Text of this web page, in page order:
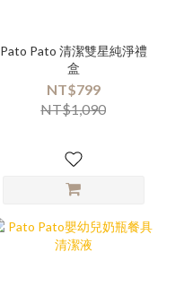
Pato Pato 清潔雙星純淨禮
盒
NT$799
NT$1,090